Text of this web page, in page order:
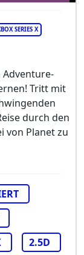
SERIES X
Tritt mit
durch den
von Planet zu
2.5D